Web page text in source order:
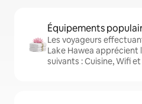
Équipements
Les voyageurs
Lake Hawea apprécient
suivants : Cuisine, Wifi